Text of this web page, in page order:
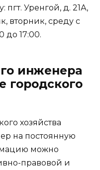
Уренгой, д. 21А,
вторник, среду с
до 17:00.
инженера
городского
хозяйства
на постоянную
можно
правовой и